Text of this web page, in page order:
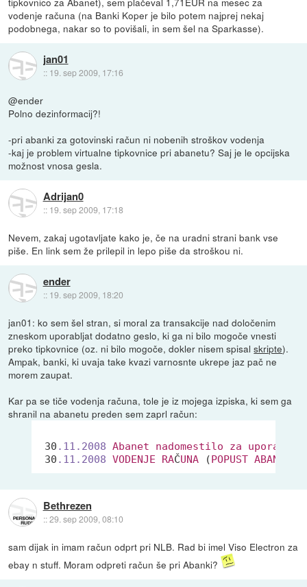
vodenje računa (na Banki Koper je bilo potem najprej nekaj
podobnega, nakar so to povišali, in sem šel na Sparkasse).
jan01
:: 19. sep 2009, 17:16
@ender
Polno dezinformacij?!
-pri abanki za gotovinski račun ni nobenih stroškov vodenja
-kaj je problem virtualne tipkovnice pri abanetu? Saj je le opcijska
možnost vnosa gesla.
Adrijan0
:: 19. sep 2009, 17:18
Nevem, zakaj ugotavljate kako je, če na uradni strani bank vse
piše. En link sem že prilepil in lepo piše da stroškou ni.
ender
:: 19. sep 2009, 18:20
jan01: ko sem šel stran, si moral za transakcije nad določenim
zneskom uporabljat dodatno geslo, ki ga ni bilo mogoče vnesti
preko tipkovnice (oz. ni bilo mogoče, dokler nisem spisalskripte).
Ampak, banki, ki uvaja take kvazi varnosnte ukrepe jaz pač ne
morem zaupat.
Kar pa se tiče vodenja računa, tole je iz mojega izpiska, ki sem ga
shranil na abanetu preden sem zaprl račun:
30 .11 .2008 Abanet nadomestilo za uporabo
30 .11 .2008 VODENJE RAČUNA (POPUST ABANET
Bethrezen
::29. sep 2009, 08:10
sam dijak in imam račun odprt pri NLB. Rad bi imel Viso Electron za
ebay n stuff. Moram odpreti račun še pri Abanki?